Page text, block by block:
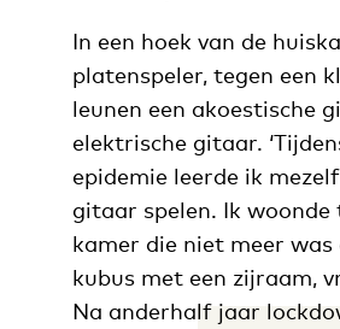
In een hoek van de
platenspeler, tegen een
leunen een akoestische
elektrische gitaar.
epidemie leerde ik
gitaar spelen. Ik woonde
kamer die niet meer
kubus met een zijraam,
Na anderhalf jaar